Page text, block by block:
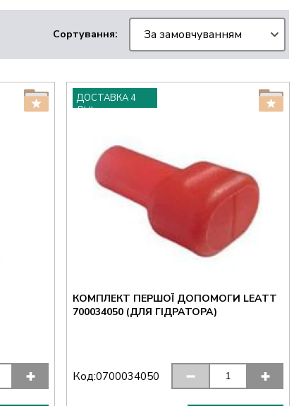
Сортування: За замовчуванням
ДОСТАВКА 4
ДНІ
КОМПЛЕКТ ПЕРШОЇ ДОПОМОГИ LEATT
700034050 (ДЛЯ ГІДРАТОРА)
Код:0700034050